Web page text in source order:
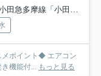
田急多摩線「小田急永山」駅 徒歩11分
機能付... もっと見る